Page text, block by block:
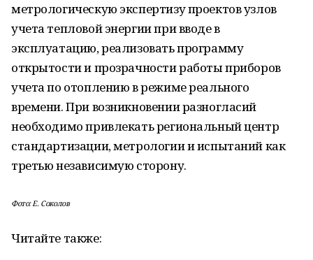
метрологическую экспертизу проектов узлов
учета тепловой энергии при вводе в
эксплуатацию, реализовать программу
открытости и прозрачности работы приборов
учета по отоплению в режиме реального
времени. При возникновении разногласий
необходимо привлекать региональный центр
стандартизации, метрологии и испытаний как
третью независимую сторону.
Фото: Е. Соколов
Читайте также: